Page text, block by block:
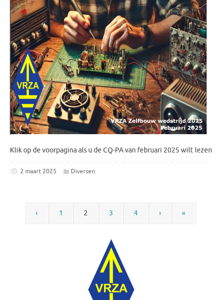
Klik op de voorpagina als u de CQ-PA van februari 2025 wilt lezen
2 maart 2025 Diversen
‹ 1 2 3 4 › »